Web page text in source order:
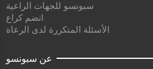
سبونسو للجهات الراعية
انضم كراع
الأسئلة المتكررة لدى الرعاة
عن سبونسو